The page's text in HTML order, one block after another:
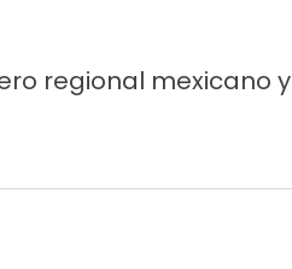
regional mexicano y